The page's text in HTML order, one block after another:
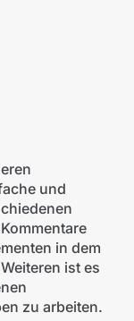
und
in dem
ist es
zu arbeiten.